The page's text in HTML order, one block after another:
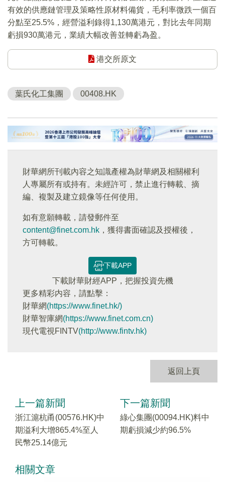
有效的供應鏈管理及策略性原材料備貨，毛利率微跌一個百
分點至25.5%，經營溢利錄得1,130萬港元，對比去年同期
虧損930萬港元，業績大幅改善並轉虧為盈。
港交所原文
葉氏化工集團 00408.HK
財華網所刊載內容之知識產權為財華網及相關權利
人專屬所有或持有。未經許可，禁止進行轉載、摘
編、複製及建立鏡像等任何使用。
如有意願轉載，請發郵件至
content@finet.com.hk ，獲得書面確認及授權後，
方可轉載。
下載APP
下載財華財經APP，把握投資先機
更多精彩内容，請點擊：
財華網(https://www.finet.hk/)
財華智庫網(https://www.finet.com.cn)
現代電視FINTV(http://www.fintv.hk)
返回上頁
上一篇新聞
浙江滬杭甬(00576.HK)中
期溢利大增865.4%至人
民幣25.14億元
下一篇新聞
綠心集團(00094.HK)料中
期虧損減少約96.5%
相關文章